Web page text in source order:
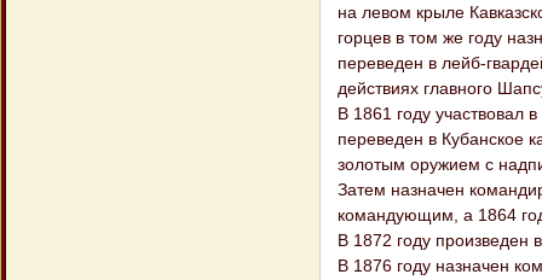
на левом крыле
горцев в том же году
переведен в лейб-
действиях главного
В 1861 году участвовал
переведен в Кубанское
золотым оружием с
Затем назначен
командующим, а 1864
В 1872 году произведен
В 1876 году назначен